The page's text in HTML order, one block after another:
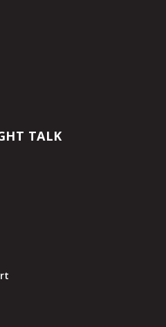
TALK